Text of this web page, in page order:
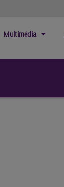
Multimédia